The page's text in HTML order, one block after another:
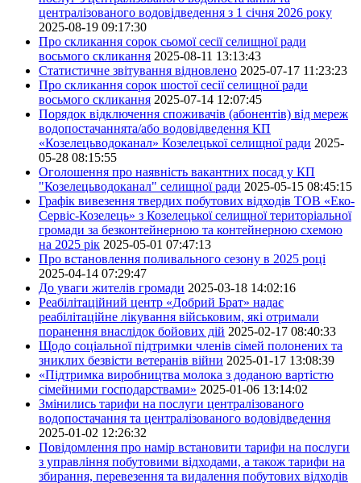
централізованого водовідведення з 1 січня 2026 року
2025-08-19 09:17:30
Про скликання сорок сьомої сесії селищної ради
восьмого скликання 2025-08-11 13:13:43
Статистичне звітування відновлено 2025-07-17 11:23:23
Про скликання сорок шостої сесії селищної ради
восьмого скликання 2025-07-14 12:07:45
Порядок відключення споживачів (абонентів) від мереж
водопостачаннята/або водовідведення КП
«Козелецьводоканал» Козелецької селищної ради 2025-
05-28 08:15:55
Оголошення про наявність вакантних посад у КП
"Козелецьводоканал" селищної ради 2025-05-15 08:45:15
Графік вивезення твердих побутових відходів ТОВ «Еко-
Сервіс-Козелець» з Козелецької селищної територіальної
громади за безконтейнерною та контейнерною схемою
на 2025 рік 2025-05-01 07:47:13
Про встановлення поливального сезону в 2025 році
2025-04-14 07:29:47
До уваги жителів громади 2025-03-18 14:02:16
Реабілітаційний центр «Добрий Брат» надає
реабілітаційне лікування військовим, які отримали
поранення внаслідок бойових дій 2025-02-17 08:40:33
Щодо соціальної підтримки членів сімей полонених та
зниклих безвісти ветеранів війни 2025-01-17 13:08:39
«Підтримка виробництва молока з доданою вартістю
сімейними господарствами» 2025-01-06 13:14:02
Змінились тарифи на послуги централізованого
водопостачання та централізованого водовідведення
2025-01-02 12:26:32
Повідомлення про намір встановити тарифи на послуги
з управління побутовими відходами, а також тарифи на
збирання, перевезення та видалення побутових відходів